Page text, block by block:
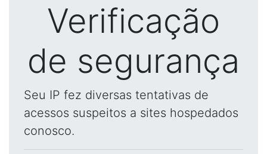
Verificação
de segurança
Seu IP fez diversas tentativas de
acessos suspeitos a sites hospedados
conosco.